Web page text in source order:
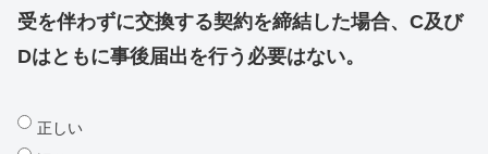
受を伴わずに交換する契約を締結した場合、C及び
Dはともに事後届出を行う必要はない。
正しい